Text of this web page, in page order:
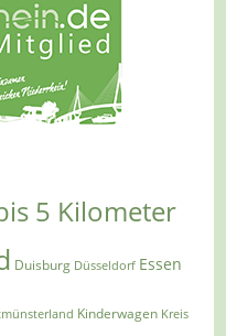
5 Kilometer
Duisburg Düsseldorf Essen
Kinderwagen Kreis